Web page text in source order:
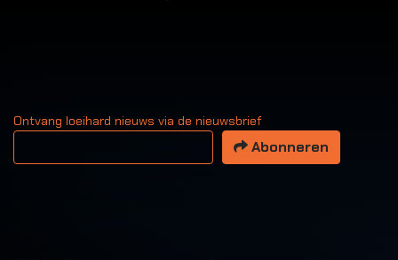
Ontvang loeihard nieuws via de nieuwsbrief
Uw email adres
Abonneren